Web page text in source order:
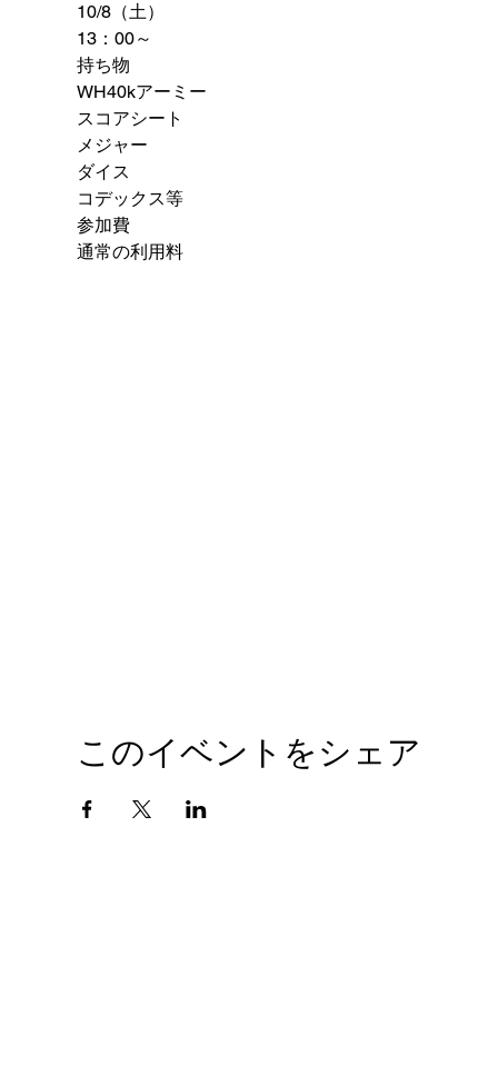
10/8（土）
13：00～
持ち物
WH40kアーミー
スコアシート
メジャー
ダイス
コデックス等
参加費
通常の利用料
このイベントをシェア